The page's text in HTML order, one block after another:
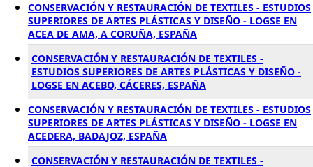
CONSERVACIÓN Y RESTAURACIÓN DE TEXTILES - ESTUDIOS
SUPERIORES DE ARTES PLÁSTICAS Y DISEÑO - LOGSE EN
ACEA DE AMA, A CORUÑA, ESPAÑA
CONSERVACIÓN Y RESTAURACIÓN DE TEXTILES -
ESTUDIOS SUPERIORES DE ARTES PLÁSTICAS Y DISEÑO -
LOGSE EN ACEBO, CÁCERES, ESPAÑA
CONSERVACIÓN Y RESTAURACIÓN DE TEXTILES - ESTUDIOS
SUPERIORES DE ARTES PLÁSTICAS Y DISEÑO - LOGSE EN
ACEDERA, BADAJOZ, ESPAÑA
CONSERVACIÓN Y RESTAURACIÓN DE TEXTILES -